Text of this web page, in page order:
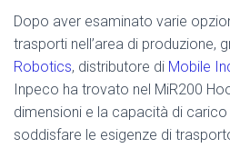
Dopo aver esaminato varie
trasporti nell’area di produzione,
Robotics, distributore di Mobile
Inpeco ha trovato nel MiR200
dimensioni e la capacità di
soddisfare le esigenze di